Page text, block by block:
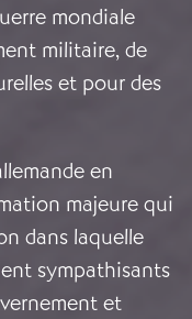
mondiale
militaire, de
et pour des
en
majeure qui
dans laquelle
sympathisants
et